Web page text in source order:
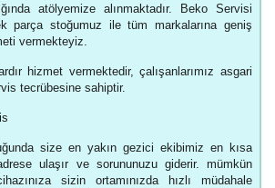
atölyemize alınmaktadır. Beko Servisi
parça stoğumuz ile tüm markalarına geniş
vermekteyiz.
hizmet vermektedir, çalışanlarımız asgari
tecrübesine sahiptir.
size en yakın gezici ekibimiz en kısa
ulaşır ve sorununuzu giderir. mümkün
sizin ortamınızda hızlı müdahale